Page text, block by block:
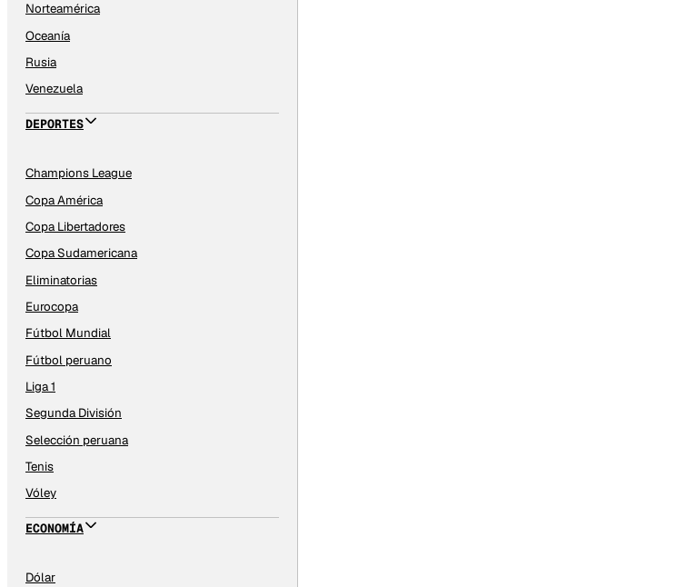
Norteamérica
Oceanía
Rusia
Venezuela
DEPORTES
Champions League
Copa América
Copa Libertadores
Copa Sudamericana
Eliminatorias
Eurocopa
Fútbol Mundial
Fútbol peruano
Liga 1
Segunda División
Selección peruana
Tenis
Vóley
ECONOMÍA
Dólar